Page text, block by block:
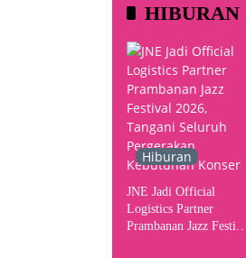
HIBURAN
Hiburan
JNE Jadi Official
Logistics Partner
Prambanan Jazz Festival